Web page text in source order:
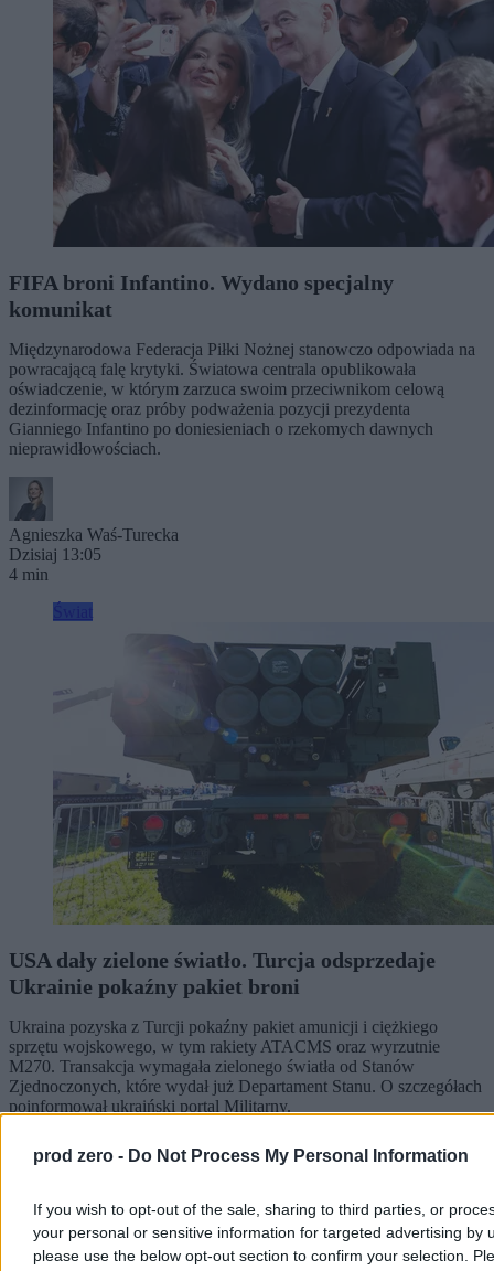
prod zero - Do Not Process My Personal Information
If you wish to opt-out of the sale, sharing to third parties, or
your personal or sensitive information for targeted advertising by
please use the below opt-out section to confirm your selection.
FIFA broni Infantino. Wydano specjalny
komunikat
Międzynarodowa Federacja Piłki Nożnej stanowczo odpowiada na
powracającą falę krytyki. Światowa centrala opublikowała
oświadczenie, w którym zarzuca swoim przeciwnikom celową
dezinformację oraz próby podważenia pozycji prezydenta
Gianniego Infantino po doniesieniach o rzekomych dawnych
nieprawidłowościach.
Agnieszka Waś-Turecka
Dzisiaj 13:05
4 min
USA dały zielone światło. Turcja odsprzedaje
Ukrainie pokaźny pakiet broni
Ukraina pozyska z Turcji pokaźny pakiet amunicji i ciężkiego
sprzętu wojskowego, w tym rakiety ATACMS oraz wyrzutnie
M270. Transakcja wymagała zielonego światła od Stanów
Zjednoczonych, które wydał już Departament Stanu. O szczegółach
poinformował ukraiński portal Militarny.
Dzisiaj 12:37
2 min
Reklama